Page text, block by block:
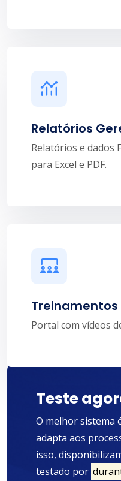
Relatórios
Relatórios e dados
para Excel e PDF.
Treinamentos
Portal com vídeos
Teste
O melhor sistema
adapta aos
isso,
testado por